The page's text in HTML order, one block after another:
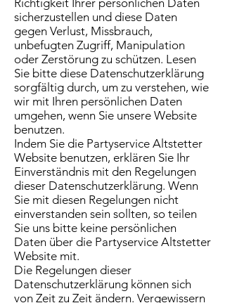
Richtigkeit Ihrer persönlichen Daten
sicherzustellen und diese Daten
gegen Verlust, Missbrauch,
unbefugten Zugriff, Manipulation
oder Zerstörung zu schützen. Lesen
Sie bitte diese Datenschutzerklärung
sorgfältig durch, um zu verstehen, wie
wir mit Ihren persönlichen Daten
umgehen, wenn Sie unsere Website
benutzen.
Indem Sie die Partyservice Altstetter
Website benutzen, erklären Sie Ihr
Einverständnis mit den Regelungen
dieser Datenschutzerklärung. Wenn
Sie mit diesen Regelungen nicht
einverstanden sein sollten, so teilen
Sie uns bitte keine persönlichen
Daten über die Partyservice Altstetter
Website mit.
Die Regelungen dieser
Datenschutzerklärung können sich
von Zeit zu Zeit ändern. Vergewissern